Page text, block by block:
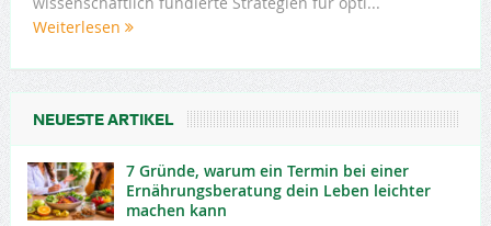
Weiterlesen
NEUESTE ARTIKEL
7 Gründe, warum ein Termin bei einer
Ernährungsberatung dein Leben leichter
machen kann